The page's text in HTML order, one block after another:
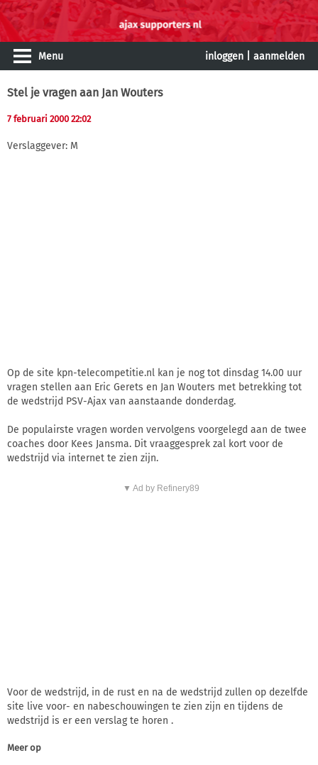
Menu inloggen aanmelden
Stel je vragen aan Jan Wouters
7 februari 2000 22:02
Verslaggever: M
Op de site kpn-telecompetitie.nl kan je nog tot dinsdag 14.00 uur
vragen stellen aan Eric Gerets en Jan Wouters met betrekking tot
de wedstrijd PSV-Ajax van aanstaande donderdag.
De populairste vragen worden vervolgens voorgelegd aan de twee
coaches door Kees Jansma. Dit vraaggesprek zal kort voor de
wedstrijd via internet te zien zijn.
▼ Ad by Refinery89
Voor de wedstrijd, in de rust en na de wedstrijd zullen op dezelfde
site live voor- en nabeschouwingen te zien zijn en tijdens de
wedstrijd is er een verslag te horen .
Meer op